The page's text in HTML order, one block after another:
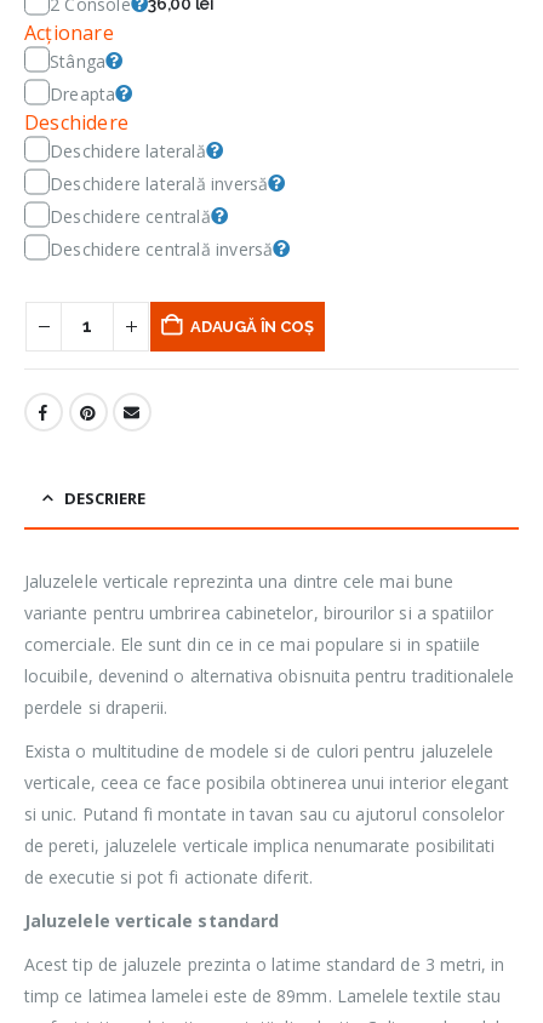
Acționare
Stânga
Dreapta
Deschidere
Deschidere laterală
Deschidere laterală inversă
Deschidere centrală
Deschidere centrală inversă
ADAUGĂ ÎN COȘ
DESCRIERE
Jaluzelele verticale reprezinta una dintre cele mai bune
variante pentru umbrirea cabinetelor, birourilor si a spatiilor
comerciale. Ele sunt din ce in ce mai populare si in spatiile
locuibile, devenind o alternativa obisnuita pentru traditionalele
perdele si draperii.
Exista o multitudine de modele si de culori pentru jaluzelele
verticale, ceea ce face posibila obtinerea unui interior elegant
si unic. Putand fi montate in tavan sau cu ajutorul consolelor
de pereti, jaluzelele verticale implica nenumarate posibilitati
de executie si pot fi actionate diferit.
Jaluzelele verticale standard
Acest tip de jaluzele prezinta o latime standard de 3 metri, in
timp ce latimea lamelei este de 89mm. Lamelele textile stau